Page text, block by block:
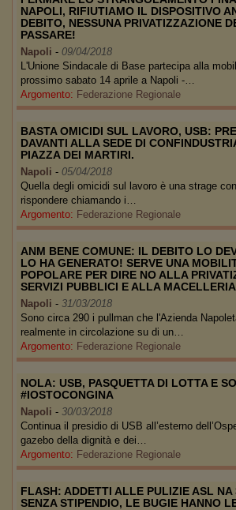
NAPOLI, RIFIUTIAMO IL DISPOSITIVO
DEBITO, NESSUNA PRIVATIZZAZIONE
PASSARE!
Napoli - 09/04/2018
L'Unione Sindacale di Base partecipa alla
prossimo sabato 14 aprile a Napoli -…
Argomento: Federazione Regionale
BASTA OMICIDI SUL LAVORO, USB:
DAVANTI ALLA SEDE DI
PIAZZA DEI MARTIRI.
Napoli - 05/04/2018
Quella degli omicidi sul lavoro è una strage
rispondere chiamando i…
Argomento: Federazione Regionale
ANM BENE COMUNE: IL DEBITO LO
LO HA GENERATO! SERVE UNA
POPOLARE PER DIRE NO ALLA
SERVIZI PUBBLICI E ALLA
Napoli - 31/03/2018
Sono circa 290 i pullman che l'Azienda
realmente in circolazione su di un…
Argomento: Federazione Regionale
NOLA: USB, PASQUETTA DI LOTTA E
#IOSTOCONGINA
Napoli - 30/03/2018
Continua il presidio di USB all’esterno
gazebo della dignità e dei…
Argomento: Federazione Regionale
FLASH: ADDETTI ALLE PULIZIE ASL NA
SENZA STIPENDIO, LE BUGIE HANNO